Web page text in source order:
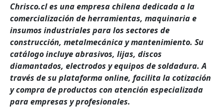
Chrisco.cl es una empresa chilena dedicada a la
comercialización de herramientas, maquinaria e
insumos industriales para los sectores de
construcción, metalmecánica y mantenimiento. Su
catálogo incluye abrasivos, lijas, discos
diamantados, electrodos y equipos de soldadura. A
través de su plataforma online, facilita la cotización
y compra de productos con atención especializada
para empresas y profesionales.